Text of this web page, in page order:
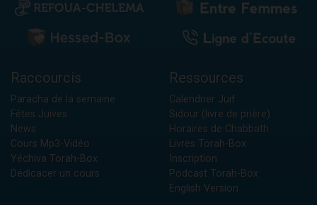
Raccourcis
Paracha de la semaine
Fêtes Juives
News
Cours Mp3-Vidéo
Yéchiva Torah-Box
Dédicacer un cours
Ressources
Calendrier Juif
Sidour (livre de prière)
Horaires de Chabbath
Livres Torah-Box
Inscription
Podcast Torah-Box
English Version